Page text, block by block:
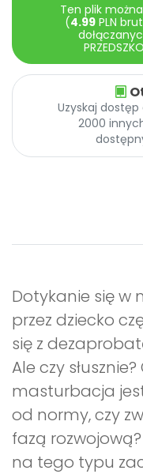
Archiwalne
Pomoc
Promocje
Ten plik
(4.99 PLN
Uzyskaj
2000
Dotykanie się w
przez dziecko
się z
Ale czy
masturbacja
od normy, czy
fazą
na tego typu